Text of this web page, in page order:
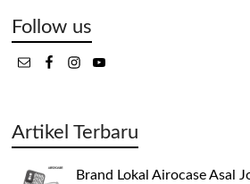
Follow us
Artikel Terbaru
Brand Lokal Airocase Asal